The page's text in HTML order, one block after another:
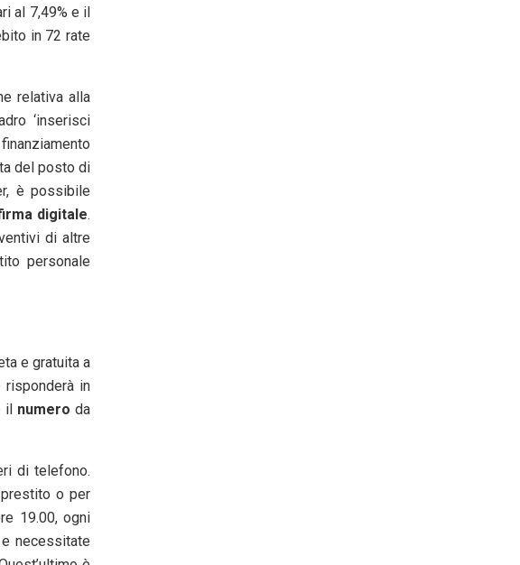
al 7,49% e il
in 72 rate
relativa alla
‘inserisci
del posto di
è possibile
digitale.
di altre
personale
e gratuita a
risponderà in
numero da
di telefono.
o per
19.00, ogni
necessitate